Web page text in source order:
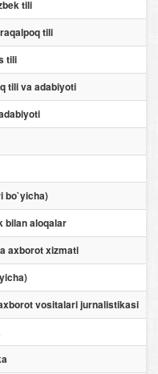
tili
tili
tili
tili va adabiyoti
bo`yicha)
bilan aloqalar
axborot xizmati
vositalari jurnalistikasi